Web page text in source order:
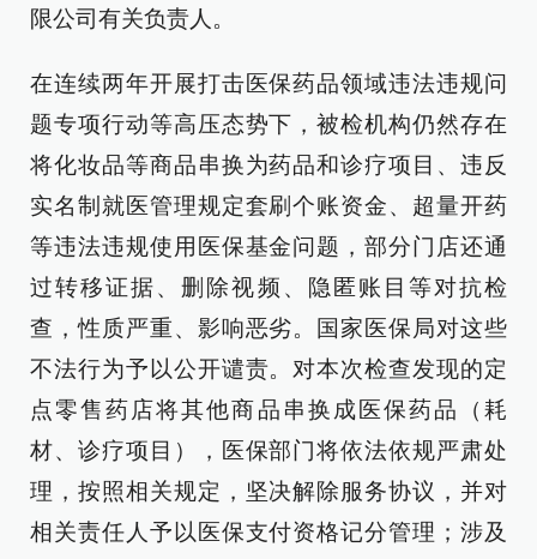
限公司有关负责人。
在连续两年开展打击医保药品领域违法违规问
题专项行动等高压态势下，被检机构仍然存在
将化妆品等商品串换为药品和诊疗项目、违反
实名制就医管理规定套刷个账资金、超量开药
等违法违规使用医保基金问题，部分门店还通
过转移证据、删除视频、隐匿账目等对抗检
查，性质严重、影响恶劣。国家医保局对这些
不法行为予以公开谴责。对本次检查发现的定
点零售药店将其他商品串换成医保药品（耗
材、诊疗项目），医保部门将依法依规严肃处
理，按照相关规定，坚决解除服务协议，并对
相关责任人予以医保支付资格记分管理；涉及